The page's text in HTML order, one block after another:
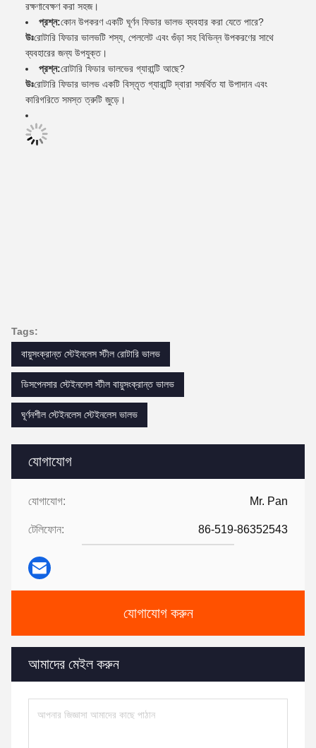
যোগাযোগ
যোগাযোগ: Mr. Pan
টেলিফোন: 86-519-86352543
যোগাযোগ করুন
আমাদের মেইল ​​করুন
রক্ষণাবেক্ষণ করা সহজ।
প্রশ্ন:কোন উপকরণ একটি ঘূর্ণন ফিডার ভালভ ব্যবহার করা যেতে পারে?
উঃরোটারি ফিডার ভালভটি শস্য, পেললেট এবং গুঁড়া সহ বিভিন্ন উপকরণের সাথে
ব্যবহারের জন্য উপযুক্ত।
প্রশ্ন:রোটারি ফিডার ভালভের গ্যারান্টি আছে?
উঃরোটারি ফিডার ভালভ একটি বিস্তৃত গ্যারান্টি দ্বারা সমর্থিত যা উপাদান এবং
কারিগরিতে সমস্ত ত্রুটি জুড়ে।
Tags:
বায়ুসংক্রান্ত স্টেইনলেস স্টীল রোটারি ভালভ
ডিসপেনসার স্টেইনলেস স্টীল বায়ুসংক্রান্ত ভালভ
ঘূর্ণনশীল স্টেইনলেস স্টেইনলেস ভালভ